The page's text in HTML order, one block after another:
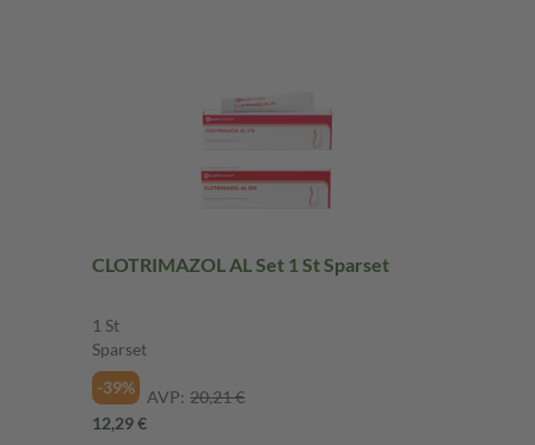
CLOTRIMAZOL AL Set 1 St Sparset
1 St
Sparset
-39%
AVP: 20,21 €
12,29 €